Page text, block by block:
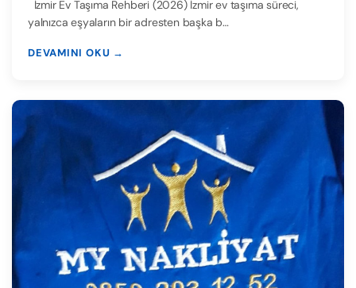
yalnızca eşyaların bir adresten başka b…
DEVAMINI OKU →